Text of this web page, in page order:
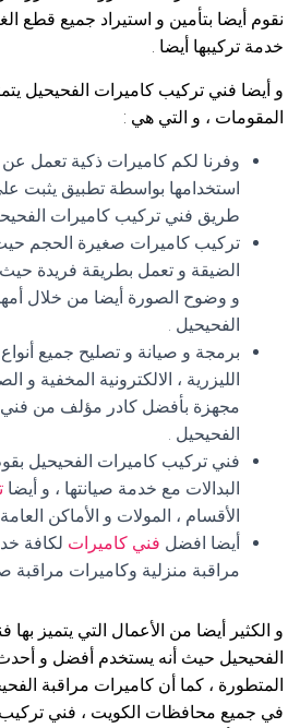
نقوم أيضا بتأمين و استيراد جميع قطع
خدمة تركيبها أيضا .
و أيضا فني تركيب كاميرات الفحيحيل
المقومات ، و التي هي :
وفرنا لكم كاميرات ذكية تعمل
استخدامها بواسطة تطبيق يثبت
طريق فني تركيب كاميرات
تركيب كاميرات صغيرة الحجم حيث
الضيقة و تعمل بطريقة فريدة حيث
و وضوح الصورة أيضا من خلال
الفحيحيل .
برمجة و صيانة و تصليح جميع أنواع
الليزرية ، الالكترونية المخفية
مجهزة بأفضل كادر مؤلف من
الفحيحيل .
فني تركيب كاميرات الفحيحيل
البدالات مع خدمة صيانتها ، و أيضا
الأقسام ، المولات و الأماكن
أيضا افضل فني كاميرات لكافة
مراقبة منزلية وكاميرات مراقبة
و الكثير أيضا من الأعمال التي يتميز
الفحيحيل حيث أنه يستخدم أفضل و أحدث
المتطورة ، كما أن كاميرات مراقبة
في جميع محافظات الكويت ، فني تركيب